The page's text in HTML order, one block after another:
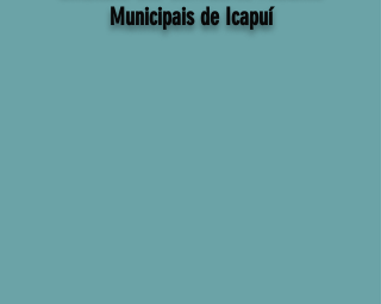
Municipais de Icapuí